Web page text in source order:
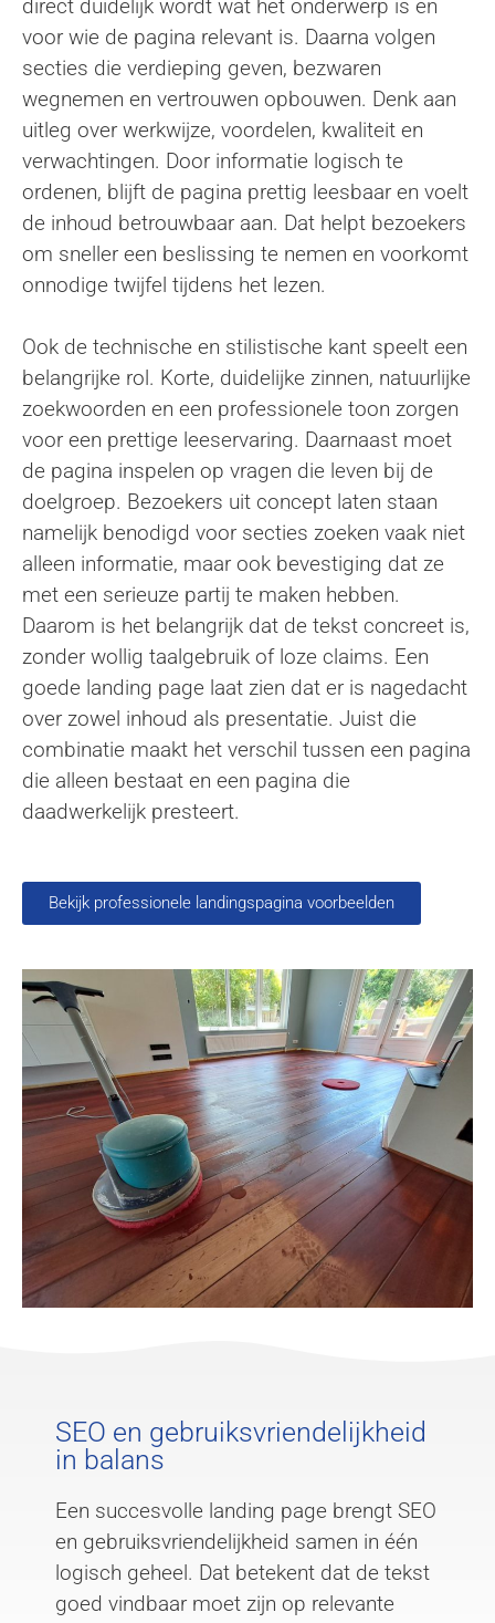
direct duidelijk wordt wat het onderwerp is en
voor wie de pagina relevant is. Daarna volgen
secties die verdieping geven, bezwaren
wegnemen en vertrouwen opbouwen. Denk aan
uitleg over werkwijze, voordelen, kwaliteit en
verwachtingen. Door informatie logisch te
ordenen, blijft de pagina prettig leesbaar en voelt
de inhoud betrouwbaar aan. Dat helpt bezoekers
om sneller een beslissing te nemen en voorkomt
onnodige twijfel tijdens het lezen.
Ook de technische en stilistische kant speelt een
belangrijke rol. Korte, duidelijke zinnen, natuurlijke
zoekwoorden en een professionele toon zorgen
voor een prettige leeservaring. Daarnaast moet
de pagina inspelen op vragen die leven bij de
doelgroep. Bezoekers uit concept laten staan
namelijk benodigd voor secties zoeken vaak niet
alleen informatie, maar ook bevestiging dat ze
met een serieuze partij te maken hebben.
Daarom is het belangrijk dat de tekst concreet is,
zonder wollig taalgebruik of loze claims. Een
goede landing page laat zien dat er is nagedacht
over zowel inhoud als presentatie. Juist die
combinatie maakt het verschil tussen een pagina
die alleen bestaat en een pagina die
daadwerkelijk presteert.
Bekijk professionele landingspagina voorbeelden
SEO en gebruiksvriendelijkheid
in balans
Een succesvolle landing page brengt SEO
en gebruiksvriendelijkheid samen in één
logisch geheel. Dat betekent dat de tekst
goed vindbaar moet zijn op relevante